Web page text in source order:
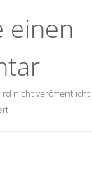
einen
nicht veröffentlicht.